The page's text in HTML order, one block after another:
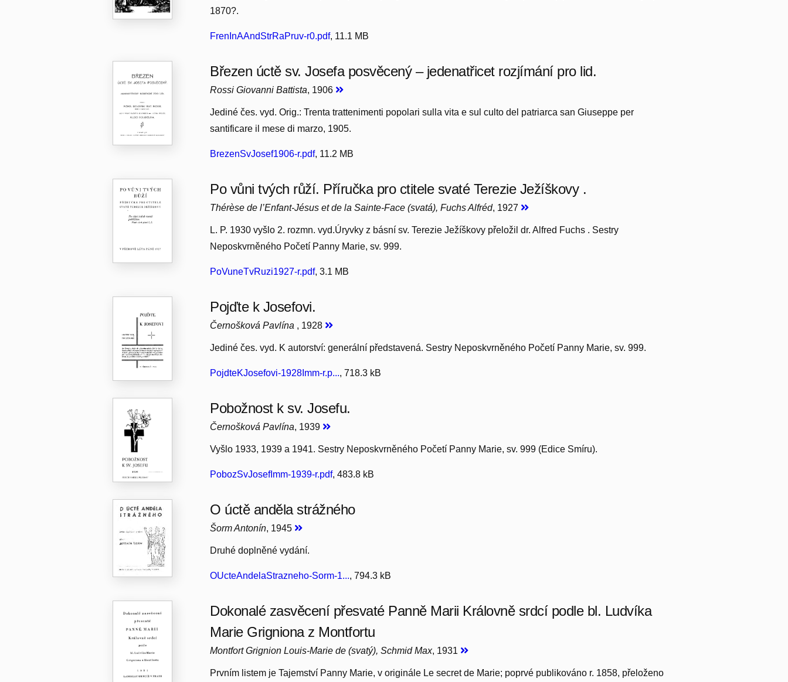
1870?.
FrenInAAndStrRaPruv-r0.pdf, 11.1 MB
Březen úctě sv. Josefa posvěcený – jedenatřicet rozjímání pro lid.
Rossi Giovanni Battista, 1906
Jediné čes. vyd. Orig.: Trenta trattenimenti popolari sulla vita e sul culto del patriarca san Giuseppe per
santificare il mese di marzo, 1905.
BrezenSvJosef1906-r.pdf, 11.2 MB
Po vůni tvých růží. Příručka pro ctitele svaté Terezie Ježíškovy .
Thérèse de l’Enfant-Jésus et de la Sainte-Face (svatá), Fuchs Alfréd, 1927
L. P. 1930 vyšlo 2. rozmn. vyd.Úryvky z básní sv. Terezie Ježíškovy přeložil dr. Alfred Fuchs . Sestry
Neposkvrněného Početí Panny Marie, sv. 999.
PoVuneTvRuzi1927-r.pdf, 3.1 MB
Pojďte k Josefovi.
Černošková Pavlína , 1928
Jediné čes. vyd. K autorství: generální představená. Sestry Neposkvrněného Početí Panny Marie, sv. 999.
PojdteKJosefovi-1928Imm-r.p..., 718.3 kB
Pobožnost k sv. Josefu.
Černošková Pavlína, 1939
Vyšlo 1933, 1939 a 1941. Sestry Neposkvrněného Početí Panny Marie, sv. 999 (Edice Smíru).
PobozSvJosefImm-1939-r.pdf, 483.8 kB
O úctě anděla strážného
Šorm Antonín, 1945
Druhé doplněné vydání.
OUcteAndelaStrazneho-Sorm-1..., 794.3 kB
Dokonalé zasvěcení přesvaté Panně Marii Královně srdcí podle bl. Ludvíka
Marie Grigniona z Montfortu
Montfort Grignion Louis-Marie de (svatý), Schmid Max, 1931
Prvním listem je Tajemství Panny Marie, v originále Le secret de Marie; poprvé publikováno r. 1858, přeloženo